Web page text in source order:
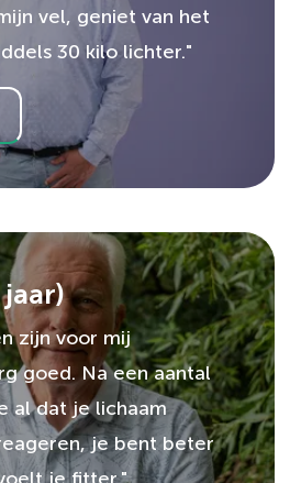
vel, geniet van het
30 kilo lichter."
jaar)
zijn voor mij
goed. Na een aantal
al dat je lichaam
je bent beter
je fitter."